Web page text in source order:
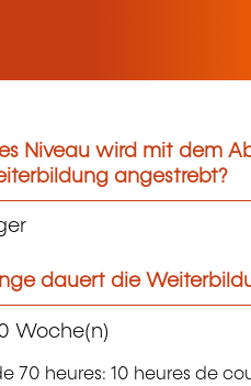
Niveau wird mit dem
angestrebt?
dauert die
Woche(n)
70 heures: 10 heures de